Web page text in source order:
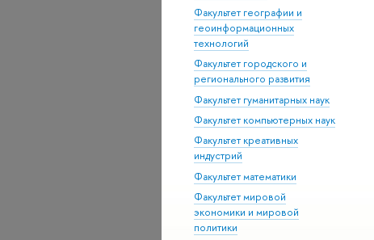
Факультет географии и
геоинформационных
технологий
Факультет городского и
регионального развития
Факультет гуманитарных наук
Факультет компьютерных наук
Факультет креативных
индустрий
Факультет математики
Факультет мировой
экономики и мировой
политики